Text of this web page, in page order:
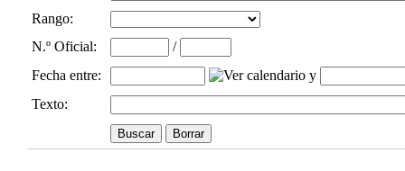
Rango:
N.º Oficial:
/
Fecha entre:
y
Texto: